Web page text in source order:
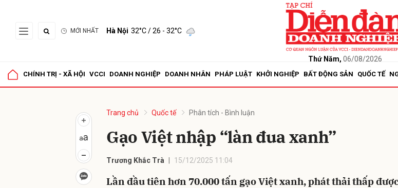
MỚI NHẤT Hà Nội 32°C/ 26 - 32°C
Thứ Năm, 06/08/2026
CHÍNH TRỊ - XÃ HỘI VCCI DOANH NGHIỆP DOANH NHÂN PHÁP LUẬT KHỞI NGHIỆP BẤT ĐỘNG SẢN QUỐC TẾ
Trang chủ Quốc tế Phân tích - Bình luận
Gạo Việt nhập “làn đua xanh”
Trương Khắc Trà 15/12/2025 11:04
Lần đầu tiên hơn 70.000 tấn gạo Việt xanh, phát thải thấp